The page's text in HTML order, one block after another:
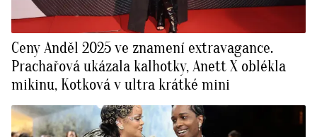
Ceny Anděl 2025 ve znamení extravagance.
Prachařová ukázala kalhotky, Anett X oblékla
mikinu, Kotková v ultra krátké mini